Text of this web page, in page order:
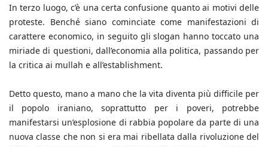
In terzo luogo, c’è una certa confusione quanto ai motivi delle
proteste. Benché siano cominciate come manifestazioni di
carattere economico, in seguito gli slogan hanno toccato una
miriade di questioni, dall’economia alla politica, passando per
la critica ai mullah e all’establishment.
Detto questo, mano a mano che la vita diventa più difficile per
il popolo iraniano, soprattutto per i poveri, potrebbe
manifestarsi un’esplosione di rabbia popolare da parte di una
nuova classe che non si era mai ribellata dalla rivoluzione del